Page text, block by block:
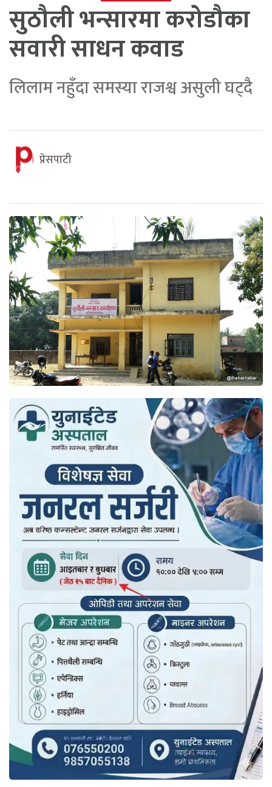
सुठौली भन्सारमा करोडौका
सवारी साधन कवाड
लिलाम नहुँदा समस्या राजश्व असुली घट्दै
प्रेसपाटी